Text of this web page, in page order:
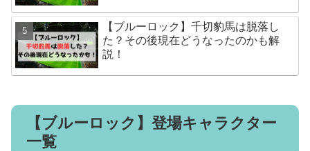
【ブルーロック】千切豹馬は脱落し
た？その後現在どうなったのかも解
説！
【ブルーロック】登場キャラクター
一覧